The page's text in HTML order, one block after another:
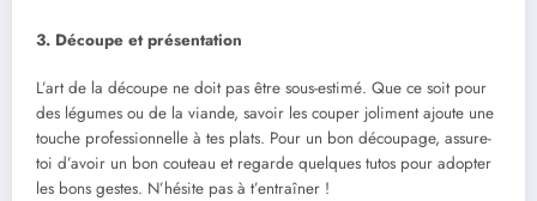
3. Découpe et présentation
L’art de la découpe ne doit pas être sous-estimé. Que ce soit pour
des légumes ou de la viande, savoir les couper joliment ajoute une
touche professionnelle à tes plats. Pour un bon découpage, assure-
toi d’avoir un bon couteau et regarde quelques tutos pour adopter
les bons gestes. N’hésite pas à t’entraîner !